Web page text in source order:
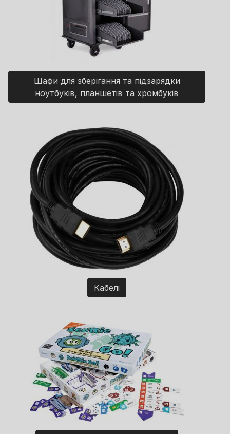
Шафи для зберігання та підзарядки
ноутбуків, планшетів та хромбуків
Кабелі